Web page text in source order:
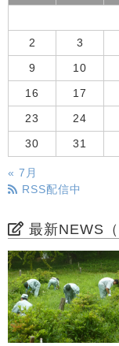
2 3
9 10
16 17
23 24
30 31
« 7月
RSS配信中
最新NEWS（